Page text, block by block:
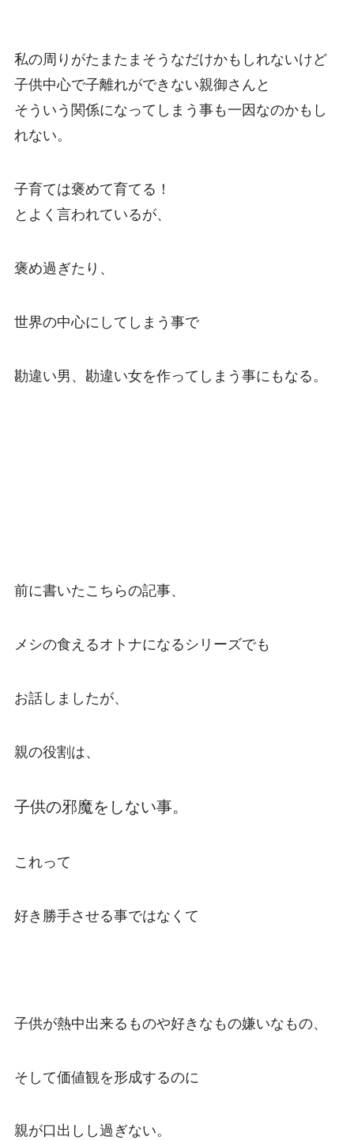
私の周りがたまたまそうなだけかもしれないけど
子供中心で子離れができない親御さんと
そういう関係になってしまう事も一因なのかもし
れない。
子育ては褒めて育てる！
とよく言われているが、
褒め過ぎたり、
世界の中心にしてしまう事で
勘違い男、勘違い女を作ってしまう事にもなる。
前に書いたこちらの記事、
メシの食えるオトナになるシリーズでも
お話しましたが、
親の役割は、
子供の邪魔をしない事。
これって
好き勝手させる事ではなくて
子供が熱中出来るものや好きなもの嫌いなもの、
そして価値観を形成するのに
親が口出しし過ぎない。